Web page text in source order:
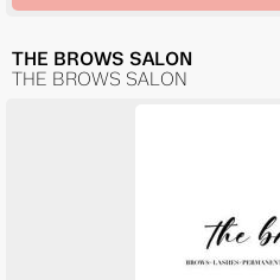
THE BROWS SALON
THE BROWS SALON